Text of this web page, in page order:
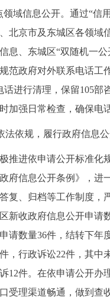
领域信息公开。通过“信
北京市及东城区各领域
息、东城区“双随机一公
范政府对外联系电话工
话进行清理，保留105部
加强日常检查，确保电
依规，履行政府信息公
进依申请公开标准化
府信息公开条例》，进
复、归档等工作制度，
新收政府信息公开申请
请数量36件，结转下年
，行政诉讼22件，其中
12件。在依申请公开办
受理渠道畅通，做到查